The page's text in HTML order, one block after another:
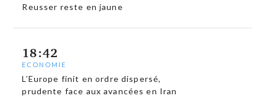
Reusser reste en jaune
18:42
ECONOMIE
L’Europe finit en ordre dispersé,
prudente face aux avancées en Iran